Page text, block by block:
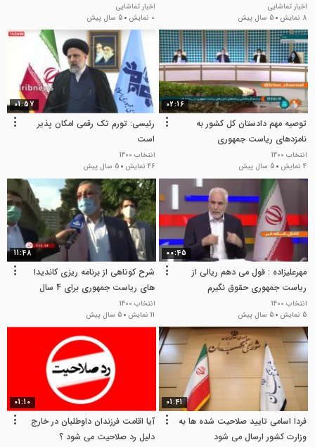
اخبار تماشایی
8 نمایش
5 سال پیش
اخبار تماشایی
0 نمایش
5 سال پیش
02:16
توصیه مهم دادستان کل کشور به
نامزدهای ریاست جمهوری
انتخاب 1400
4 نمایش
5 سال پیش
01:57
رئیسی: تورم تک رقمی امکان پذیر
است
انتخاب 1400
46 نمایش
5 سال پیش
00:45
مهرعلیزاده : قول می دهم ریالی از
ریاست جمهوری حقوق نگیرم
انتخاب 1400
5 نمایش
5 سال پیش
11:48
شرح کوتاهی از برنامه ریزی کاندیدا
های ریاست جمهوری برای 4 سال
سرنوشت ساز
انتخاب 1400
11 نمایش
5 سال پیش
01:41
فردا اسامی تایید صلاحیت شده ها به
وزارت کشور ارسال می‌ شود
01:10
آیا اقامت فرزندان داوطلبان در خارج
دلیل رد صلاحیت می شود ؟